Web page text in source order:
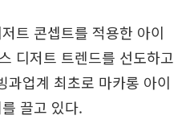
트 콘셉트를 적용한 아이
디저트 트렌드를 선도하고
과업계 최초로 마카롱 아이
끌고 있다.